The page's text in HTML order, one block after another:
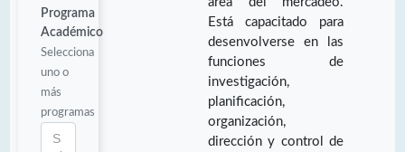
Programa
Académico
Selecciona
uno o
más
programas
Está capacitado para
desenvolverse en las
funciones de
investigación,
planificación,
organización,
dirección y control de